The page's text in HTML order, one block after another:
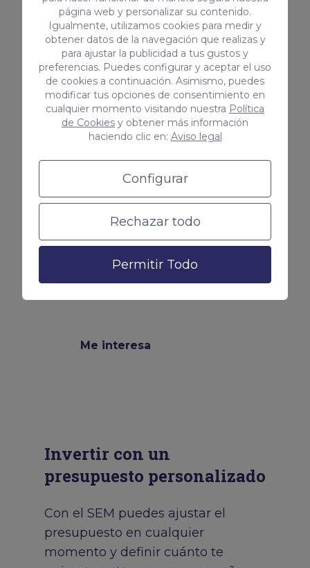
página web y personalizar su contenido.
Igualmente, utilizamos cookies para medir y
obtener datos de la navegación que realizas y
para ajustar la publicidad a tus gustos y
preferencias. Puedes configurar y aceptar el uso
de cookies a continuación. Asimismo, puedes
modificar tus opciones de consentimiento en
cualquier momento visitando nuestra Política
de Cookies y obtener más información
haciendo clic en: Aviso legal
Configurar
Rechazar todo
Permitir Todo
Me interesa
Conocer tu buyer persona
Las campañas te ayudan a
que nos buscan, las palabras clave
que mejor funcionan y mucho más.
¡Vincula tu cuenta de Google Ads
Me interesa
Invertir con un
presupuesto personalizado
Con el SEM puedes ajustar el
presupuesto en cualquier
momento y definir cuánto te